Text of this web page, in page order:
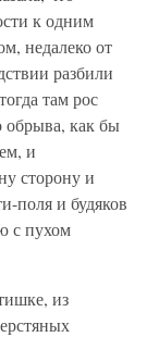
к одним
недалеко от
разбили
там рос
обрыва, как бы
и
сторону и
поля и будяков
с пухом
из